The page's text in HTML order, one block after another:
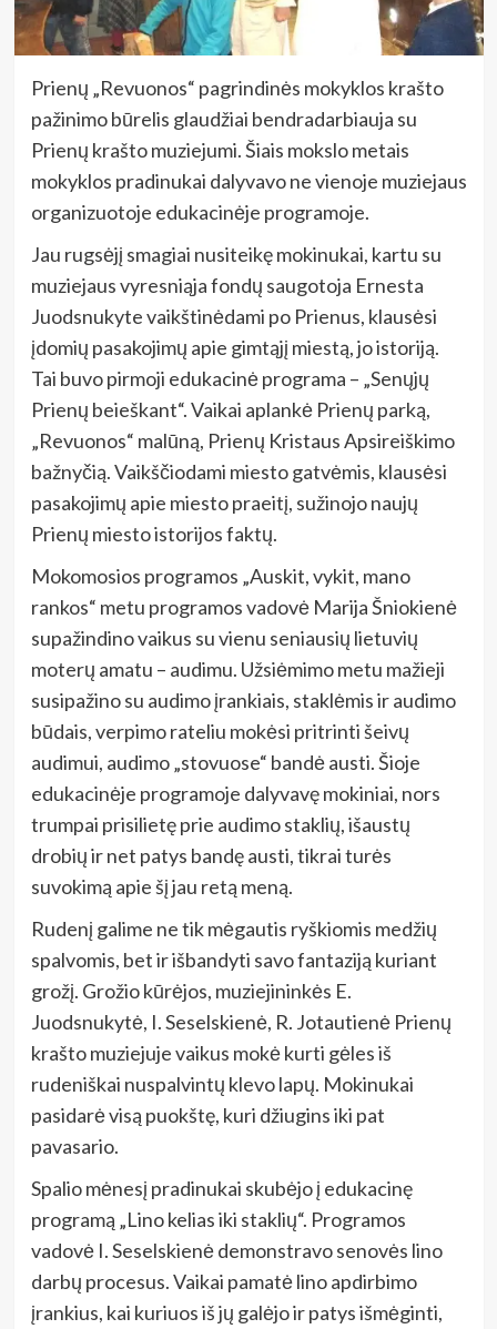
Prienų „Revuonos“ pagrindinės mokyklos krašto
pažinimo būrelis glaudžiai bendradarbiauja su
Prienų krašto muziejumi. Šiais mokslo metais
mokyklos pradinukai dalyvavo ne vienoje muziejaus
organizuotoje edukacinėje programoje.
Jau rugsėjį smagiai nusiteikę mokinukai, kartu su
muziejaus vyresniąja fondų saugotoja Ernesta
Juodsnukyte vaikštinėdami po Prienus, klausėsi
įdomių pasakojimų apie gimtąjį miestą, jo istoriją.
Tai buvo pirmoji edukacinė programa – „Senųjų
Prienų beieškant“. Vaikai aplankė Prienų parką,
„Revuonos“ malūną, Prienų Kristaus Apsireiškimo
bažnyčią. Vaikščiodami miesto gatvėmis, klausėsi
pasakojimų apie miesto praeitį, sužinojo naujų
Prienų miesto istorijos faktų.
Mokomosios programos „Auskit, vykit, mano
rankos“ metu programos vadovė Marija Šniokienė
supažindino vaikus su vienu seniausių lietuvių
moterų amatu – audimu. Užsiėmimo metu mažieji
susipažino su audimo įrankiais, staklėmis ir audimo
būdais, verpimo rateliu mokėsi pritrinti šeivų
audimui, audimo „stovuose“ bandė austi. Šioje
edukacinėje programoje dalyvavę mokiniai, nors
trumpai prisilietę prie audimo staklių, išaustų
drobių ir net patys bandę austi, tikrai turės
suvokimą apie šį jau retą meną.
Rudenį galime ne tik mėgautis ryškiomis medžių
spalvomis, bet ir išbandyti savo fantaziją kuriant
grožį. Grožio kūrėjos, muziejininkės E.
Juodsnukytė, I. Seselskienė, R. Jotautienė Prienų
krašto muziejuje vaikus mokė kurti gėles iš
rudeniškai nuspalvintų klevo lapų. Mokinukai
pasidarė visą puokštę, kuri džiugins iki pat
pavasario.
Spalio mėnesį pradinukai skubėjo į edukacinę
programą „Lino kelias iki staklių“. Programos
vadovė I. Seselskienė demonstravo senovės lino
darbų procesus. Vaikai pamatė lino apdirbimo
įrankius, kai kuriuos iš jų galėjo ir patys išmėginti,